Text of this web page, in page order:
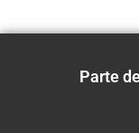
Parte